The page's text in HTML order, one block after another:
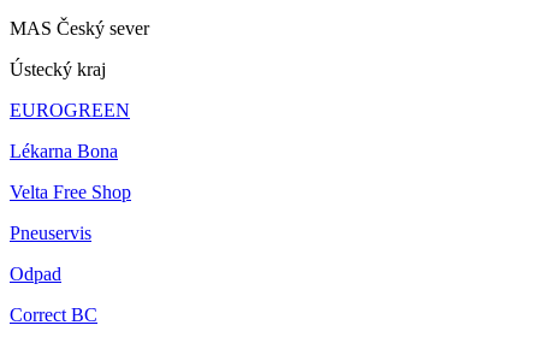
MAS Český sever
Ústecký kraj
EUROGREEN
Lékarna Bona
Velta Free Shop
Pneuservis
Odpad
Correct BC